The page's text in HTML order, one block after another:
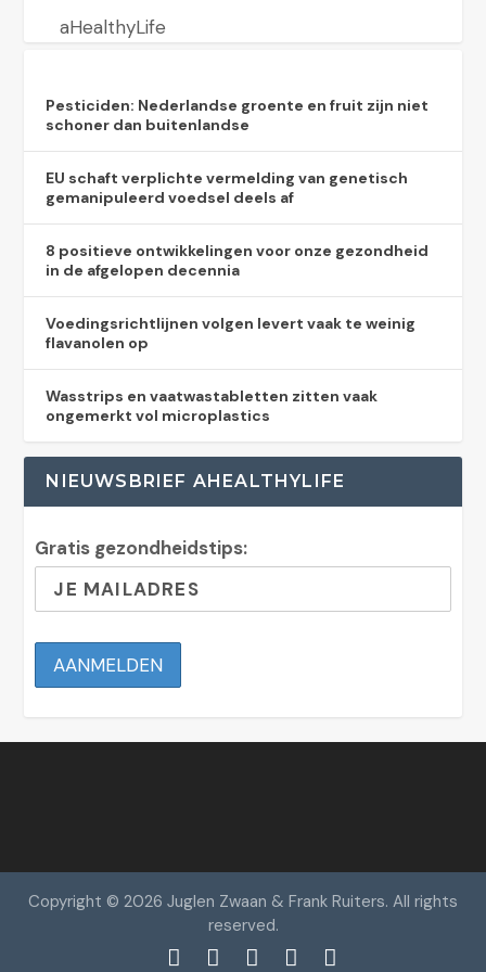
aHealthyLife
Pesticiden: Nederlandse groente en fruit zijn niet
schoner dan buitenlandse
EU schaft verplichte vermelding van genetisch
gemanipuleerd voedsel deels af
8 positieve ontwikkelingen voor onze gezondheid
in de afgelopen decennia
Voedingsrichtlijnen volgen levert vaak te weinig
flavanolen op
Wasstrips en vaatwastabletten zitten vaak
ongemerkt vol microplastics
NIEUWSBRIEF AHEALTHYLIFE
Gratis gezondheidstips:
Copyright © 2026 Juglen Zwaan & Frank Ruiters. All rights
reserved.